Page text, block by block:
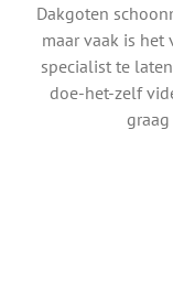
Dakgoten
maar vaak is
specialist te
doe-het-zelf